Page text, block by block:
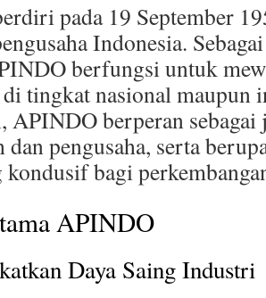
pada 19 September
Indonesia.
berfungsi untuk
di tingkat nasional maupun
APINDO berperan sebagai
dan pengusaha, serta
kondusif bagi
APINDO
Daya Saing Industri